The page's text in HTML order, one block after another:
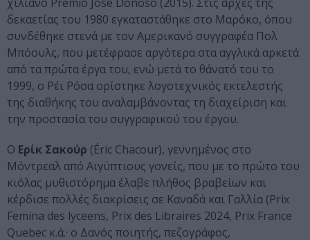
δεκαετίας του 1980 εγκαταστάθηκε στο Μαρόκο, όπου
συνδέθηκε στενά με τον Αμερικανό συγγραφέα Πολ
Μπόουλς, που μετέφρασε αργότερα στα αγγλικά αρκετά
από τα πρώτα έργα του, ενώ μετά το θάνατό του το
1999, ο Ρέι Ρόσα ορίστηκε λογοτεχνικός εκτελεστής
της διαθήκης του αναλαμβάνοντας τη διαχείριση και
την προστασία του συγγραφικού του έργου.
Ο Ερίκ Σακούρ (Éric Chacour), γεννημένος στο
Μόντρεαλ από Αιγύπτιους γονείς, που με το πρώτο του
κιόλας μυθιστόρημα έλαβε πλήθος βραβείων και
κέρδισε πολλές διακρίσεις σε Καναδά και Γαλλία (Prix
Femina des lyceens, Prix des Libraires 2024, Prix France
Quebec κ.ά.· ο Δανός ποιητής, πεζογράφος,